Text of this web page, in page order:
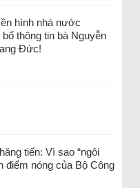
hình nhà nước
thông tin bà Nguyễn
Đức!
tiến: Vì sao “ngôi
điểm nóng của Bộ Công